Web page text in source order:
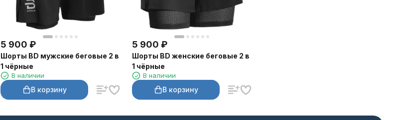
5 900 ₽
Шорты BD мужские беговые 2 в
1 чёрные
В наличии
В корзину
5 900 ₽
Шорты BD женские беговые 2 в
1 чёрные
В наличии
В корзину